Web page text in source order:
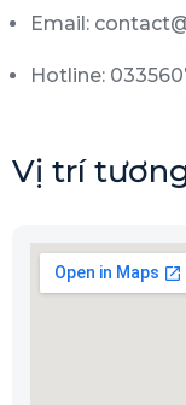
Email:
Hotline:
Vị trí